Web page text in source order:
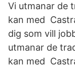
Vi utmanar de
kan med
dig som vill
utmanar de
kan med